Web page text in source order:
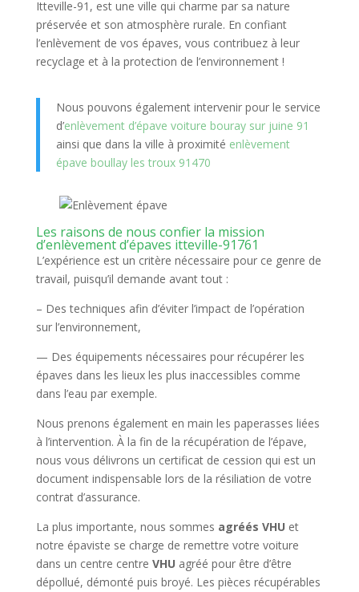
Itteville-91, est une ville qui charme par sa nature
préservée et son atmosphère rurale. En confiant
l’enlèvement de vos épaves, vous contribuez à leur
recyclage et à la protection de l’environnement !
Nous pouvons également intervenir pour le service
d’enlèvement d’épave voiture bouray sur juine 91
ainsi que dans la ville à proximité enlèvement
épave boullay les troux 91470
Les raisons de nous confier la mission
d’enlèvement d’épaves itteville-91761
L’expérience est un critère nécessaire pour ce genre de
travail, puisqu’il demande avant tout :
– Des techniques afin d’éviter l’impact de l’opération
sur l’environnement,
— Des équipements nécessaires pour récupérer les
épaves dans les lieux les plus inaccessibles comme
dans l’eau par exemple.
Nous prenons également en main les paperasses liées
à l’intervention. À la fin de la récupération de l’épave,
nous vous délivrons un certificat de cession qui est un
document indispensable lors de la résiliation de votre
contrat d’assurance.
La plus importante, nous sommes agréés VHU et
notre épaviste se charge de remettre votre voiture
dans un centre centre VHU agréé pour être d’être
dépollué, démonté puis broyé. Les pièces récupérables